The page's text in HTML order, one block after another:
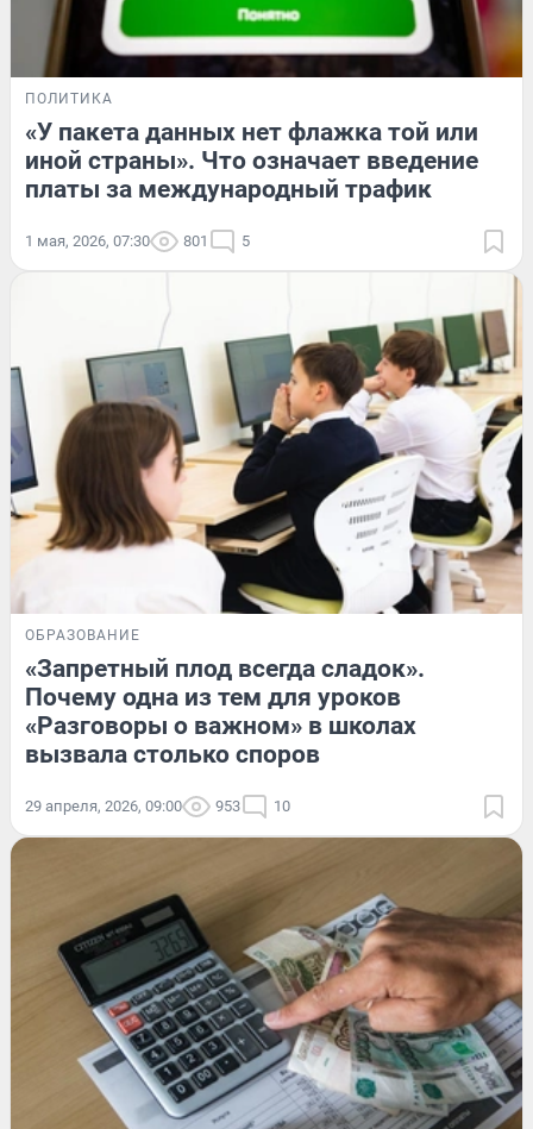
ПОЛИТИКА
«У пакета данных нет флажка той или
иной страны». Что означает введение
платы за международный трафик
1 мая, 2026, 07:30 801 5
ОБРАЗОВАНИЕ
«Запретный плод всегда сладок».
Почему одна из тем для уроков
«Разговоры о важном» в школах
вызвала столько споров
29 апреля, 2026, 09:00 953 10